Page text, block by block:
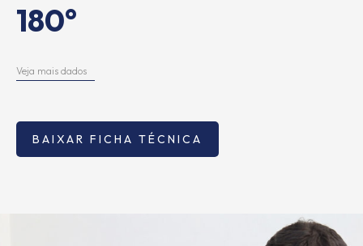
180°
Veja mais dados
BAIXAR FICHA TÉCNICA